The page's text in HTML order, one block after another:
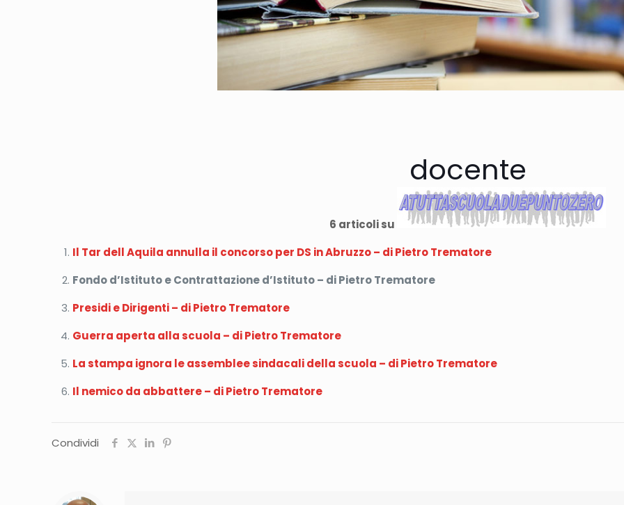
docente
6 articoli su
Il Tar dell Aquila annulla il concorso per DS in Abruzzo – di Pietro Trematore
Fondo d’Istituto e Contrattazione d’Istituto – di Pietro Trematore
Presidi e Dirigenti – di Pietro Trematore
Guerra aperta alla scuola – di Pietro Trematore
La stampa ignora le assemblee sindacali della scuola – di Pietro Trematore
Il nemico da abbattere – di Pietro Trematore
Condividi